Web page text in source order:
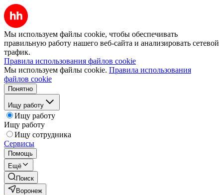
Мы используем файлы cookie, чтобы обеспечивать
правильную работу нашего веб-сайта и анализировать сетевой
трафик.
Правила использования файлов cookie
Мы используем файлы cookie. Правила использования
файлов cookie
Понятно
Ищу работу
Ищу работу
Ищу работу
Ищу сотрудника
Сервисы
Помощь
Ещё
Поиск
Воронеж